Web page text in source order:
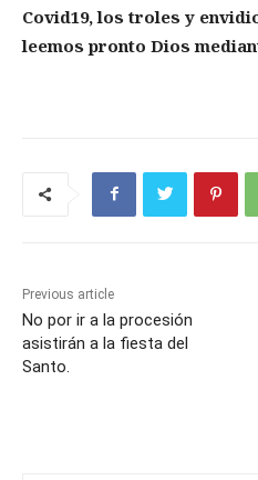
Covid19, los troles y
leemos pronto Dios
Previous article
No por ir a la procesión
asistirán a la fiesta del
Santo.